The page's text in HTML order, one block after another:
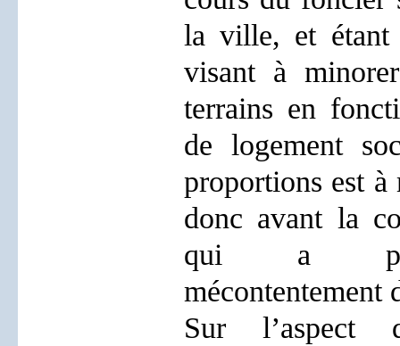
la ville, et étant
visant à
terrains en
de logement
proportions est à
donc avant la
qui a
mécontentement
Sur l’aspect